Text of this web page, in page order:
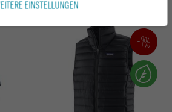
-9%
EINSTELLUNGEN